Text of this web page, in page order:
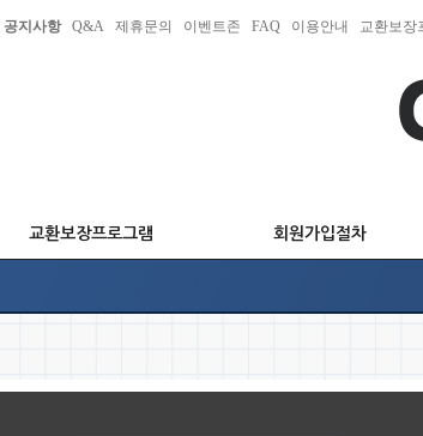
공지사항 Q&A 제휴문의 이벤트존 FAQ 이용안내 교환보장
교환보장프로그램 회원가입절차